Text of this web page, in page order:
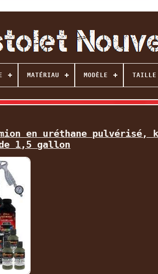
MATÉRIAU MODÈLE TAILLE
en uréthane pulvérisé,
1,5 gallon